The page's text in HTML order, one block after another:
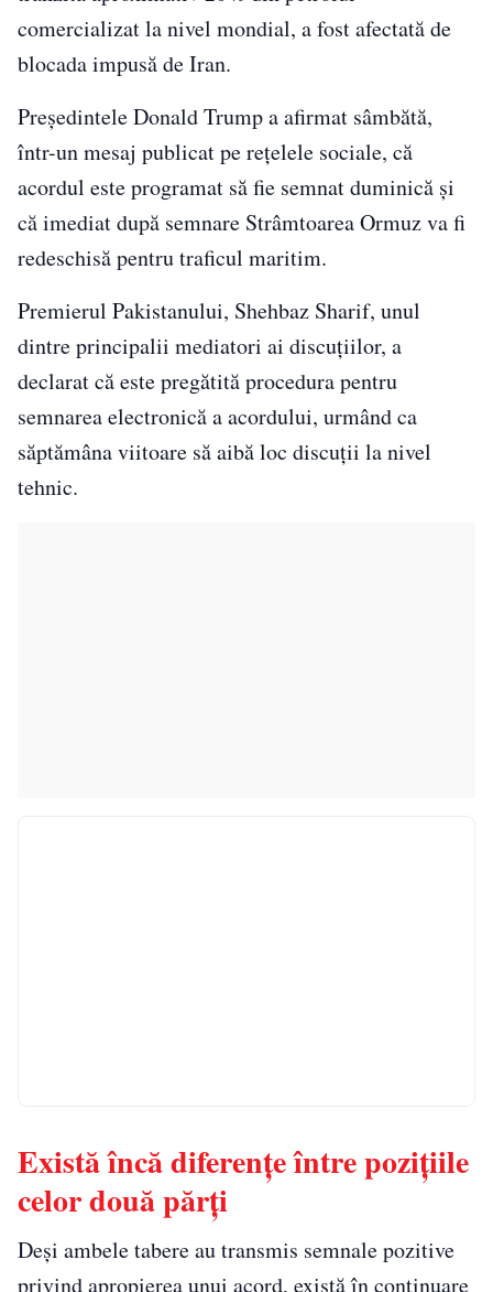
comercializat la nivel mondial, a fost afectată de
blocada impusă de Iran.
Președintele Donald Trump a afirmat sâmbătă,
într-un mesaj publicat pe rețelele sociale, că
acordul este programat să fie semnat duminică și
că imediat după semnare Strâmtoarea Ormuz va fi
redeschisă pentru traficul maritim.
Premierul Pakistanului, Shehbaz Sharif, unul
dintre principalii mediatori ai discuțiilor, a
declarat că este pregătită procedura pentru
semnarea electronică a acordului, urmând ca
săptămâna viitoare să aibă loc discuții la nivel
tehnic.
Există încă diferențe între pozițiile
celor două părți
Deși ambele tabere au transmis semnale pozitive
privind apropierea unui acord, există în continuare